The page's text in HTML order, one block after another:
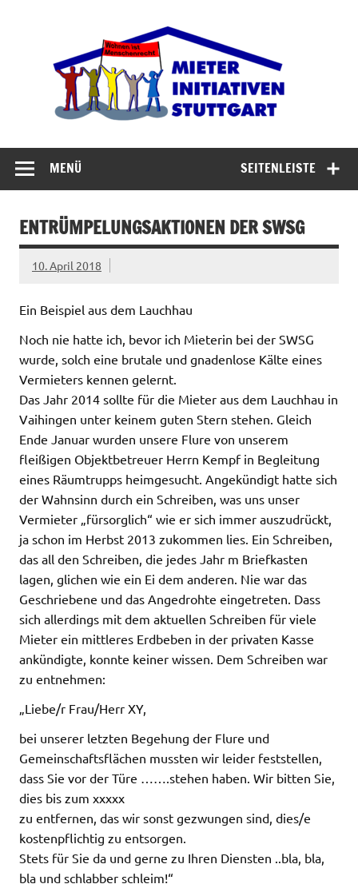
verteidigen
SEITENLEISTE
MENÜ
ENTRÜMPELUNGSAKTIONEN DER SWSG
10. April 2018
Ein Beispiel aus dem Lauchhau
Noch nie hatte ich, bevor ich Mieterin bei der SWSG
wurde, solch eine brutale und gnadenlose Kälte eines
Vermieters kennen gelernt.
Das Jahr 2014 sollte für die Mieter aus dem Lauchhau in
Vaihingen unter keinem guten Stern stehen. Gleich
Ende Januar wurden unsere Flure von unserem
fleißigen Objektbetreuer Herrn Kempf in Begleitung
eines Räumtrupps heimgesucht. Angekündigt hatte sich
der Wahnsinn durch ein Schreiben, was uns unser
Vermieter „fürsorglich“ wie er sich immer auszudrückt,
ja schon im Herbst 2013 zukommen lies. Ein Schreiben,
das all den Schreiben, die jedes Jahr m Briefkasten
lagen, glichen wie ein Ei dem anderen. Nie war das
Geschriebene und das Angedrohte eingetreten. Dass
sich allerdings mit dem aktuellen Schreiben für viele
Mieter ein mittleres Erdbeben in der privaten Kasse
ankündigte, konnte keiner wissen. Dem Schreiben war
zu entnehmen:
„Liebe/r Frau/Herr XY,
bei unserer letzten Begehung der Flure und
Gemeinschaftsflächen mussten wir leider feststellen,
dass Sie vor der Türe …….stehen haben. Wir bitten Sie,
dies bis zum xxxxx
zu entfernen, das wir sonst gezwungen sind, dies/e
kostenpflichtig zu entsorgen.
Stets für Sie da und gerne zu Ihren Diensten ..bla, bla,
bla und schlabber schleim!“